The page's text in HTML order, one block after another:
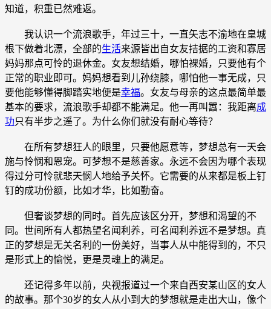
知道，积重已然难返。
我认识一个流浪歌手，年过三十，一直矢志不渝地在皇城
根下做着北漂，全部的生活来源皆出自女友拮据的工资和寡居
妈妈那点可怜的退休金。女友想结婚，哪怕裸婚，只要他有个
正常的职业即可。妈妈想看到儿孙绕膝，哪怕他一事无成，只
要他能够懂得脚踏实地便是幸福。女友与母亲的这点最简单最
基本的要求，流浪歌手却都不能满足。他一再叫嚣：我距离成
功只有半步之遥了。为什么你们就没有耐心等待？
在所有梦想狂人的眼里，只要他愿意等，梦想总有一天会
施与怜悯和恩宠。可梦想不是慈善家。永远不会因为哪个表现
得过分可怜就悲天悯人地给予关怀。它需要的从来都是板上钉
钉的成功份额，比如才华，比如勤奋。
但奢谈梦想的同时。首先应该区分开，梦想和渴望的不
同。世间所有人都热望名闻利养，可名闻利养远不是梦想。真
正的梦想是无关名利的一份美好，当事人从中能得到的，不只
是形式上的愉悦，更是灵魂上的满足。
还记得多年以前，央视报道过一个来自西安某山区的女人
的故事。那个30岁的女人从小到大的梦想就是走出大山，像个